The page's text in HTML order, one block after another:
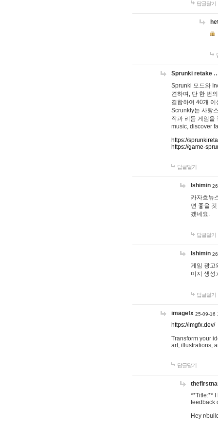
답글달기
Sprunki retake
Sprunki 모드와
견하며, 단 한 번
결합하여 40개
Scrunkly는 사랑
작과 리듬 게임을
music, discover
https://
https://game-
답글달기
lshimin
카자흐뉴
면 좋을
겠네요.
답글달기
lshimin
게임 광고
미지 생성
답글달기
imagefx 25-09-16
https://imgfx.dev/
Transform your
art, illustrations,
답글달기
**Title:** I
feedback
Hey r/